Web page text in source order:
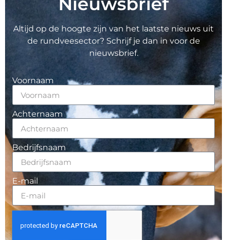
Altijd op de hoogte zijn van het laatste nieuws uit
de rundveesector? Schrijf je dan in voor de
nieuwsbrief.
Voornaam
Achternaam
Bedrijfsnaam
E-mail